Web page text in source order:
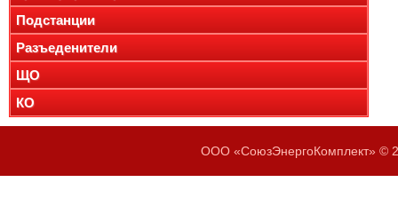
Подстанции
Разъеденители
ЩО
КО
ООО «СоюзЭнергоКомплект» ©